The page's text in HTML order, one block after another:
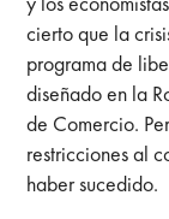
cierto que la
programa de
diseñado en la
de Comercio.
restricciones al
haber sucedido.